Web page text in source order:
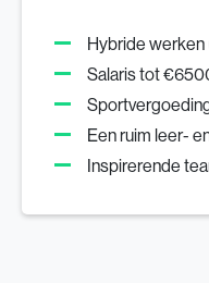
Hybride werken
Salaris tot
Een ruim leer-
Inspirerende